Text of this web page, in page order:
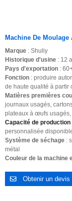
Machine De Moulage
Marque : Shuliy
Historique d'usine : 12
Pays d'exportation :
Fonction : produire
de haute qualité à partir
Matières premières
journaux usagés,
plateaux à œufs
Capacité de production
personnalisée
Système de séchage :
métal
Couleur de la machine
Obtenir un devis